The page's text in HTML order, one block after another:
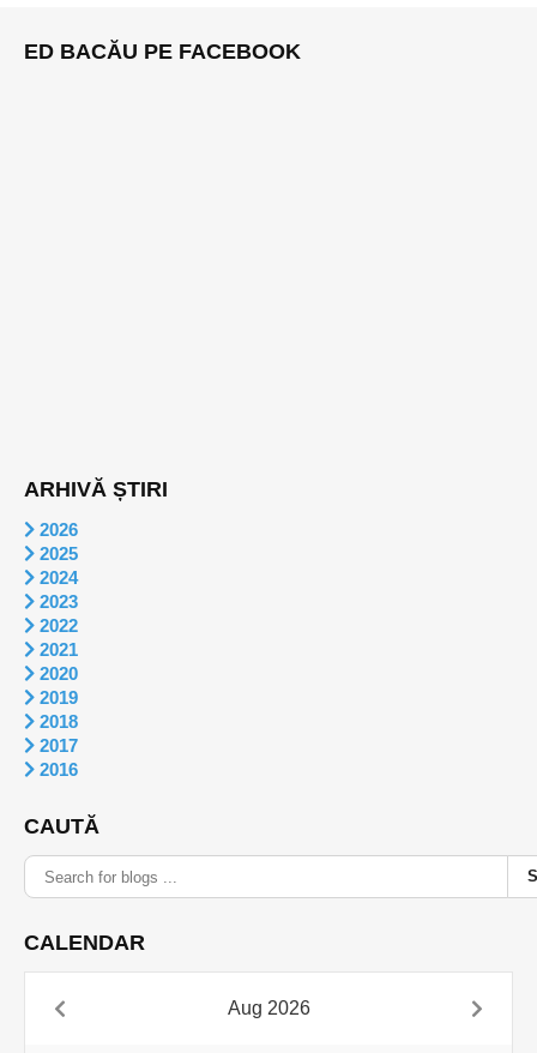
ED BACĂU PE FACEBOOK
ARHIVĂ ȘTIRI
2026
2025
2024
2023
2022
2021
2020
2019
2018
2017
2016
CAUTĂ
CALENDAR
Aug 2026